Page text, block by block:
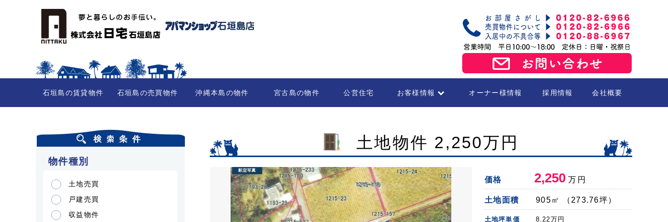
石垣島の賃貸物件 石垣島の売買物件 沖縄本島の物件 宮古島の物件 公営住宅 お客様情報 オーナー様情報 採用情報 会社概要
土地物件 2,250万円
価格 2,250 万円
土地面積 905㎡ （273.76坪）
土地坪単価 8.22万円
物件種別
土地売買
戸建売買
収益物件